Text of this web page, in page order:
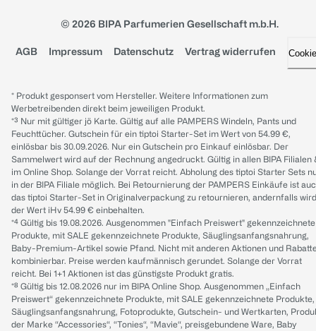
© 2026 BIPA Parfumerien Gesellschaft m.b.H.
AGB Impressum Datenschutz Vertrag widerrufen
* Produkt gesponsert vom Hersteller. Weitere Informationen zum
Werbetreibenden direkt beim jeweiligen Produkt.
*³ Nur mit gültiger jö Karte. Gültig auf alle PAMPERS Windeln, Pants und
Feuchttücher. Gutschein für ein tiptoi Starter-Set im Wert von 54.99 €,
einlösbar bis 30.09.2026. Nur ein Gutschein pro Einkauf einlösbar. Der
Sammelwert wird auf der Rechnung angedruckt. Gültig in allen BIPA Filialen
im Online Shop. Solange der Vorrat reicht. Abholung des tiptoi Starter Sets
in der BIPA Filiale möglich. Bei Retournierung der PAMPERS Einkäufe ist
das tiptoi Starter-Set in Originalverpackung zu retournieren, andernfalls wird
der Wert iHv 54.99 € einbehalten.
*⁴ Gültig bis 19.08.2026. Ausgenommen "Einfach Preiswert" gekennzeichnete
Produkte, mit SALE gekennzeichnete Produkte, Säuglingsanfangsnahrung,
Baby-Premium-Artikel sowie Pfand. Nicht mit anderen Aktionen und
kombinierbar. Preise werden kaufmännisch gerundet. Solange der Vorrat
reicht. Bei 1+1 Aktionen ist das günstigste Produkt gratis.
*⁸ Gültig bis 12.08.2026 nur im BIPA Online Shop. Ausgenommen „Einfach
Preiswert“ gekennzeichnete Produkte, mit SALE gekennzeichnete Produkte,
Säuglingsanfangsnahrung, Fotoprodukte, Gutschein- und Wertkarten,
der Marke “Accessories“, “Tonies“, “Mavie“, preisgebundene Ware, Baby